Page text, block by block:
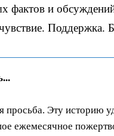
фактов и
Поддержка.
просьба. Эту историю
ежемесячное